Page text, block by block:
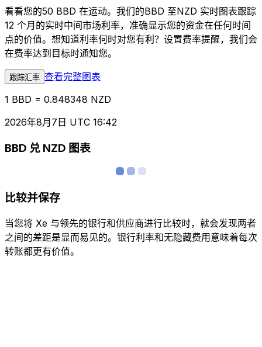
看看您的50 BBD 在运动。我们的BBD 至NZD 实时图表跟踪
12 个月的实时中间市场利率，准确显示您的资金在任何时间
点的价值。想知道利率何时对您有利？设置费率提醒，我们会
在费率达到目标时通知您。
跟踪汇率 查看完整图表
1 BBD = 0.848348 NZD
2026年8月7日 UTC 16:42
BBD 兑 NZD 图表
比较并保存
当您将 Xe 与领先的银行和供应商进行比较时，就会发现两者
之间的差距是显而易见的。银行利率和无隐藏费用意味着每次
转账都更有价值。